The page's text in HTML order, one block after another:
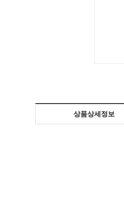
상품상세정보